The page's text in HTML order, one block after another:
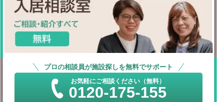
プロの相談員が施設探しを無料でサポート
お気軽にご相談ください（無料）
0120-175-155